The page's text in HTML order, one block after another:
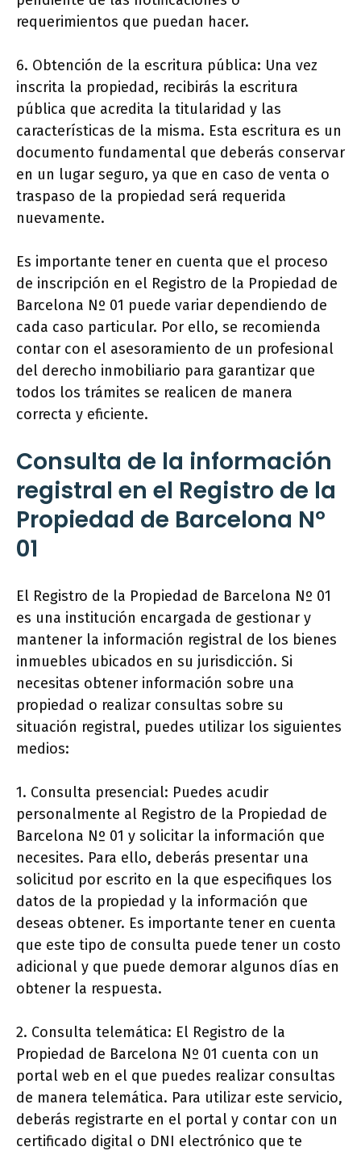
requerimientos que puedan hacer.
6. Obtención de la escritura pública: Una vez
inscrita la propiedad, recibirás la escritura
pública que acredita la titularidad y las
características de la misma. Esta escritura es un
documento fundamental que deberás conservar
en un lugar seguro, ya que en caso de venta o
traspaso de la propiedad será requerida
nuevamente.
Es importante tener en cuenta que el proceso
de inscripción en el Registro de la Propiedad de
Barcelona Nº 01 puede variar dependiendo de
cada caso particular. Por ello, se recomienda
contar con el asesoramiento de un profesional
del derecho inmobiliario para garantizar que
todos los trámites se realicen de manera
correcta y eficiente.
Consulta de la información
registral en el Registro de la
Propiedad de Barcelona Nº
01
El Registro de la Propiedad de Barcelona Nº 01
es una institución encargada de gestionar y
mantener la información registral de los bienes
inmuebles ubicados en su jurisdicción. Si
necesitas obtener información sobre una
propiedad o realizar consultas sobre su
situación registral, puedes utilizar los siguientes
medios:
1. Consulta presencial: Puedes acudir
personalmente al Registro de la Propiedad de
Barcelona Nº 01 y solicitar la información que
necesites. Para ello, deberás presentar una
solicitud por escrito en la que especifiques los
datos de la propiedad y la información que
deseas obtener. Es importante tener en cuenta
que este tipo de consulta puede tener un costo
adicional y que puede demorar algunos días en
obtener la respuesta.
2. Consulta telemática: El Registro de la
Propiedad de Barcelona Nº 01 cuenta con un
portal web en el que puedes realizar consultas
de manera telemática. Para utilizar este servicio,
deberás registrarte en el portal y contar con un
certificado digital o DNI electrónico que te